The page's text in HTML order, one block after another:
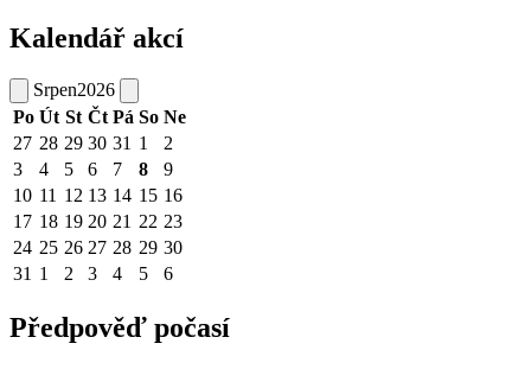
Kalendář akcí
Srpen2026
Po Út St Čt Pá So Ne
27 28 29 30 31 1
2
3
4 5 6 7 8
9
10 11 12 13 14 15 16
17 18 19 20 21 22 23
24 25 26 27 28 29 30
31 1 2 3 4 5 6
Předpověď počasí